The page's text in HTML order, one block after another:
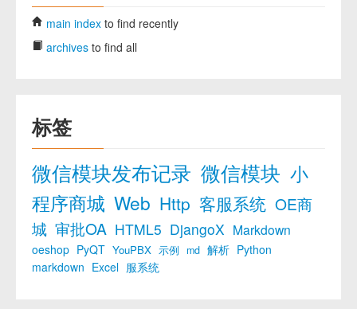
main index to find recently
archives to find all
标签
微信模块发布记录 微信模块 小
程序商城 Web Http 客服系统 OE商
城 审批OA HTML5 DjangoX Markdown
oeshop PyQT YouPBX 示例 md 解析 Python
markdown Excel 服系统